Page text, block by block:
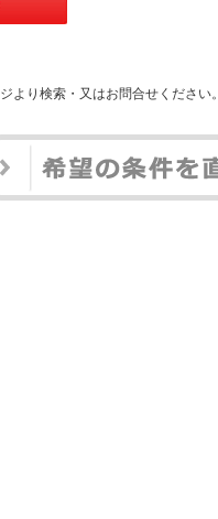
より検索・又はお問合せください。